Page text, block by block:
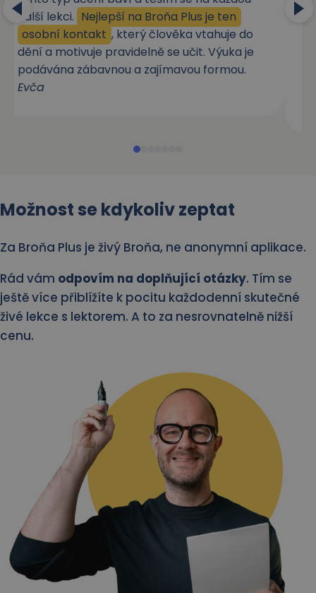
další lekci. Nejlepší na Broňa Plus je ten
osobní kontakt , který člověka vtahuje do
dění a motivuje pravidelně se učit. Výuka je
podávána zábavnou a zajímavou formou.
Evča
Možnost se kdykoliv zeptat
Za Broňa Plus je živý Broňa, ne anonymní aplikace.
Rád vám odpovím na doplňující otázky. Tím se
ještě více přiblížíte k pocitu každodenní skutečné
živé lekce s lektorem. A to za nesrovnatelně nižší
cenu.